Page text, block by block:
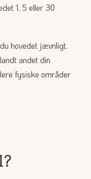
1, 5 eller 30
hovedet jævnligt,
andet din
fysiske områder